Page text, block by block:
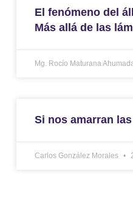
El fenómeno del
Más allá de las
Mg. Rocío Maturana
Si nos amarran
Carlos González Morales